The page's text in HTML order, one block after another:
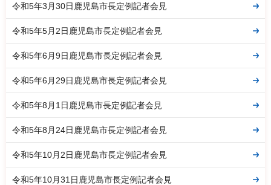
令和5年3月30日鹿児島市長定例記者会見
令和5年5月2日鹿児島市長定例記者会見
令和5年6月9日鹿児島市長定例記者会見
令和5年6月29日鹿児島市長定例記者会見
令和5年8月1日鹿児島市長定例記者会見
令和5年8月24日鹿児島市長定例記者会見
令和5年10月2日鹿児島市長定例記者会見
令和5年10月31日鹿児島市長定例記者会見